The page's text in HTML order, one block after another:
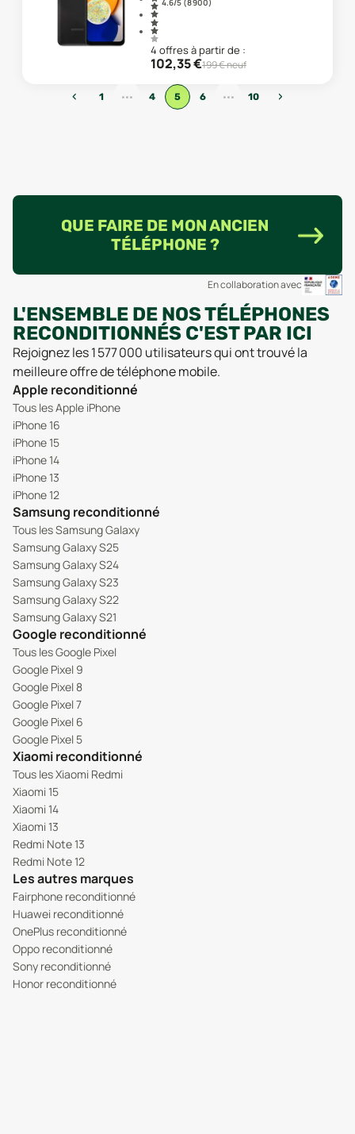
4 offresà partir de :
102,35€199€ neuf
‹ 1 ... 4 5 6 ... 10 ›
QUE FAIRE DE MON ANCIEN
TÉLÉPHONE ?
En collaboration avec
L'ENSEMBLE DE NOS TÉLÉPHONES
RECONDITIONNÉS C'EST PAR ICI
Rejoignez les 1 577 000 utilisateurs qui ont trouvé la
meilleure offre de téléphone mobile.
Apple reconditionné
Tous les Apple iPhone
iPhone 16
iPhone 15
iPhone 14
iPhone 13
iPhone 12
Samsung reconditionné
Tous les Samsung Galaxy
Samsung Galaxy S25
Samsung Galaxy S24
Samsung Galaxy S23
Samsung Galaxy S22
Samsung Galaxy S21
Google reconditionné
Tous les Google Pixel
Google Pixel 9
Google Pixel 8
Google Pixel 7
Google Pixel 6
Google Pixel 5
Xiaomi reconditionné
Tous les Xiaomi Redmi
Xiaomi 15
Xiaomi 14
Xiaomi 13
Redmi Note 13
Redmi Note 12
Les autres marques
Fairphone reconditionné
Huawei reconditionné
OnePlus reconditionné
Oppo reconditionné
Sony reconditionné
Honor reconditionné